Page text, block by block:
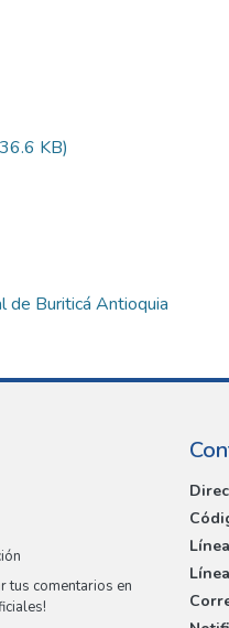
KB)
de Buriticá Antioquia
tus comentarios en